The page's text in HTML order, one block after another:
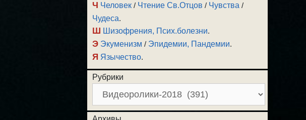
Ч Человек / Чтение Св.Отцов / Чувства /
Чудеса.
Ш Шизофрения, Псих.болезни.
Э Экуменизм / Эпидемии, Пандемии.
Я Язычество.
Рубрики